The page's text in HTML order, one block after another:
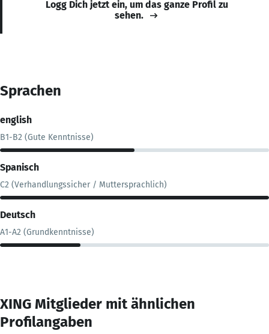
Logg Dich jetzt ein, um das ganze Profil zu
sehen.
Sprachen
english
B1-B2 (Gute Kenntnisse)
Spanisch
C2 (Verhandlungssicher / Muttersprachlich)
Deutsch
A1-A2 (Grundkenntnisse)
XING Mitglieder mit ähnlichen
Profilangaben